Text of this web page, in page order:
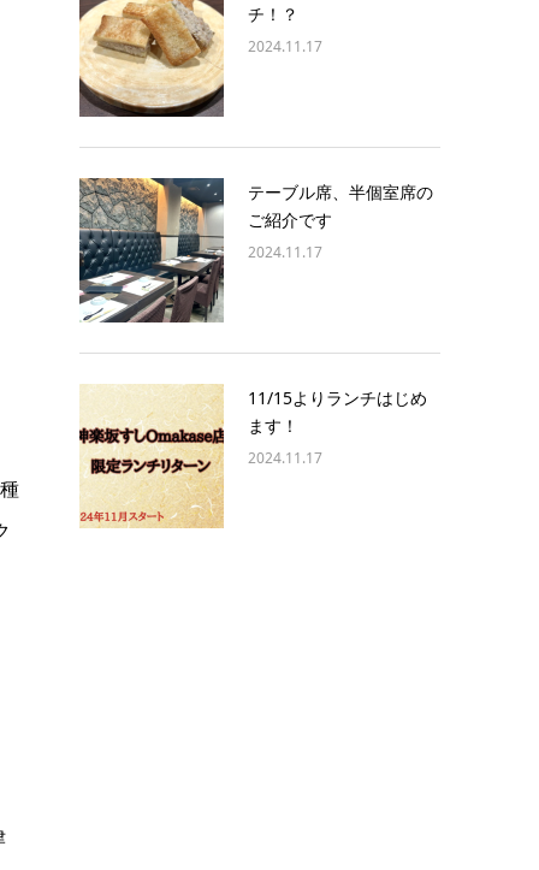
チ！？
2024.11.17
テーブル席、半個室席の
ご紹介です
2024.11.17
11/15よりランチはじめ
ます！
2024.11.17